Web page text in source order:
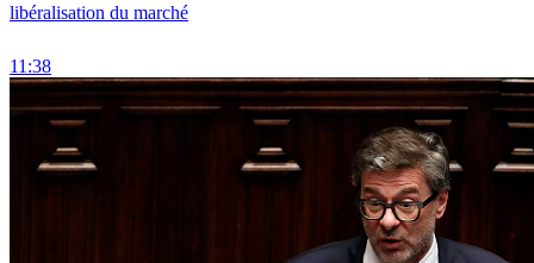
libéralisation du marché
11:38